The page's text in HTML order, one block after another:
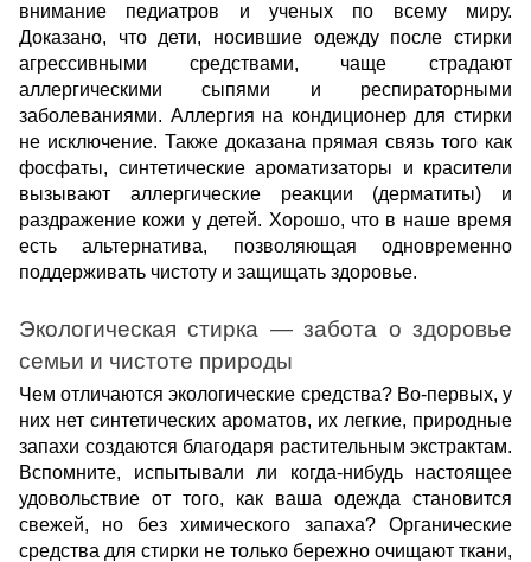
внимание педиатров и ученых по всему миру.
Доказано, что дети, носившие одежду после стирки
агрессивными средствами, чаще страдают
аллергическими сыпями и респираторными
заболеваниями. Аллергия на кондиционер для стирки
не исключение. Также доказана прямая связь того как
фосфаты, синтетические ароматизаторы и красители
вызывают аллергические реакции (дерматиты) и
раздражение кожи у детей. Хорошо, что в наше время
есть альтернатива, позволяющая одновременно
поддерживать чистоту и защищать здоровье.
Экологическая стирка — забота о здоровье
семьи и чистоте природы
Чем отличаются экологические средства? Во-первых, у
них нет синтетических ароматов, их легкие, природные
запахи создаются благодаря растительным экстрактам.
Вспомните, испытывали ли когда-нибудь настоящее
удовольствие от того, как ваша одежда становится
свежей, но без химического запаха? Органические
средства для стирки не только бережно очищают ткани,